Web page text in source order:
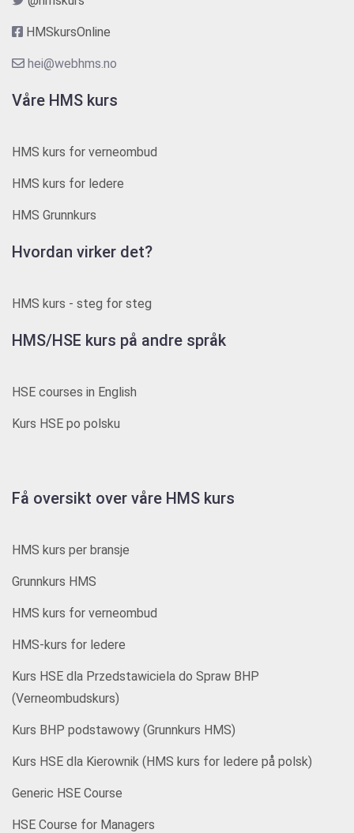
HMSkursOnline
hei@webhms.no
Våre HMS kurs
HMS kurs for verneombud
HMS kurs for ledere
HMS Grunnkurs
Hvordan virker det?
HMS kurs - steg for steg
HMS/HSE kurs på andre språk
HSE courses in English
Kurs HSE po polsku
Få oversikt over våre HMS kurs
HMS kurs per bransje
Grunnkurs HMS
HMS kurs for verneombud
HMS-kurs for ledere
Kurs HSE dla Przedstawiciela do Spraw BHP
(Verneombudskurs)
Kurs BHP podstawowy (Grunnkurs HMS)
Kurs HSE dla Kierownik (HMS kurs for ledere på polsk)
Generic HSE Course
HSE Course for Managers